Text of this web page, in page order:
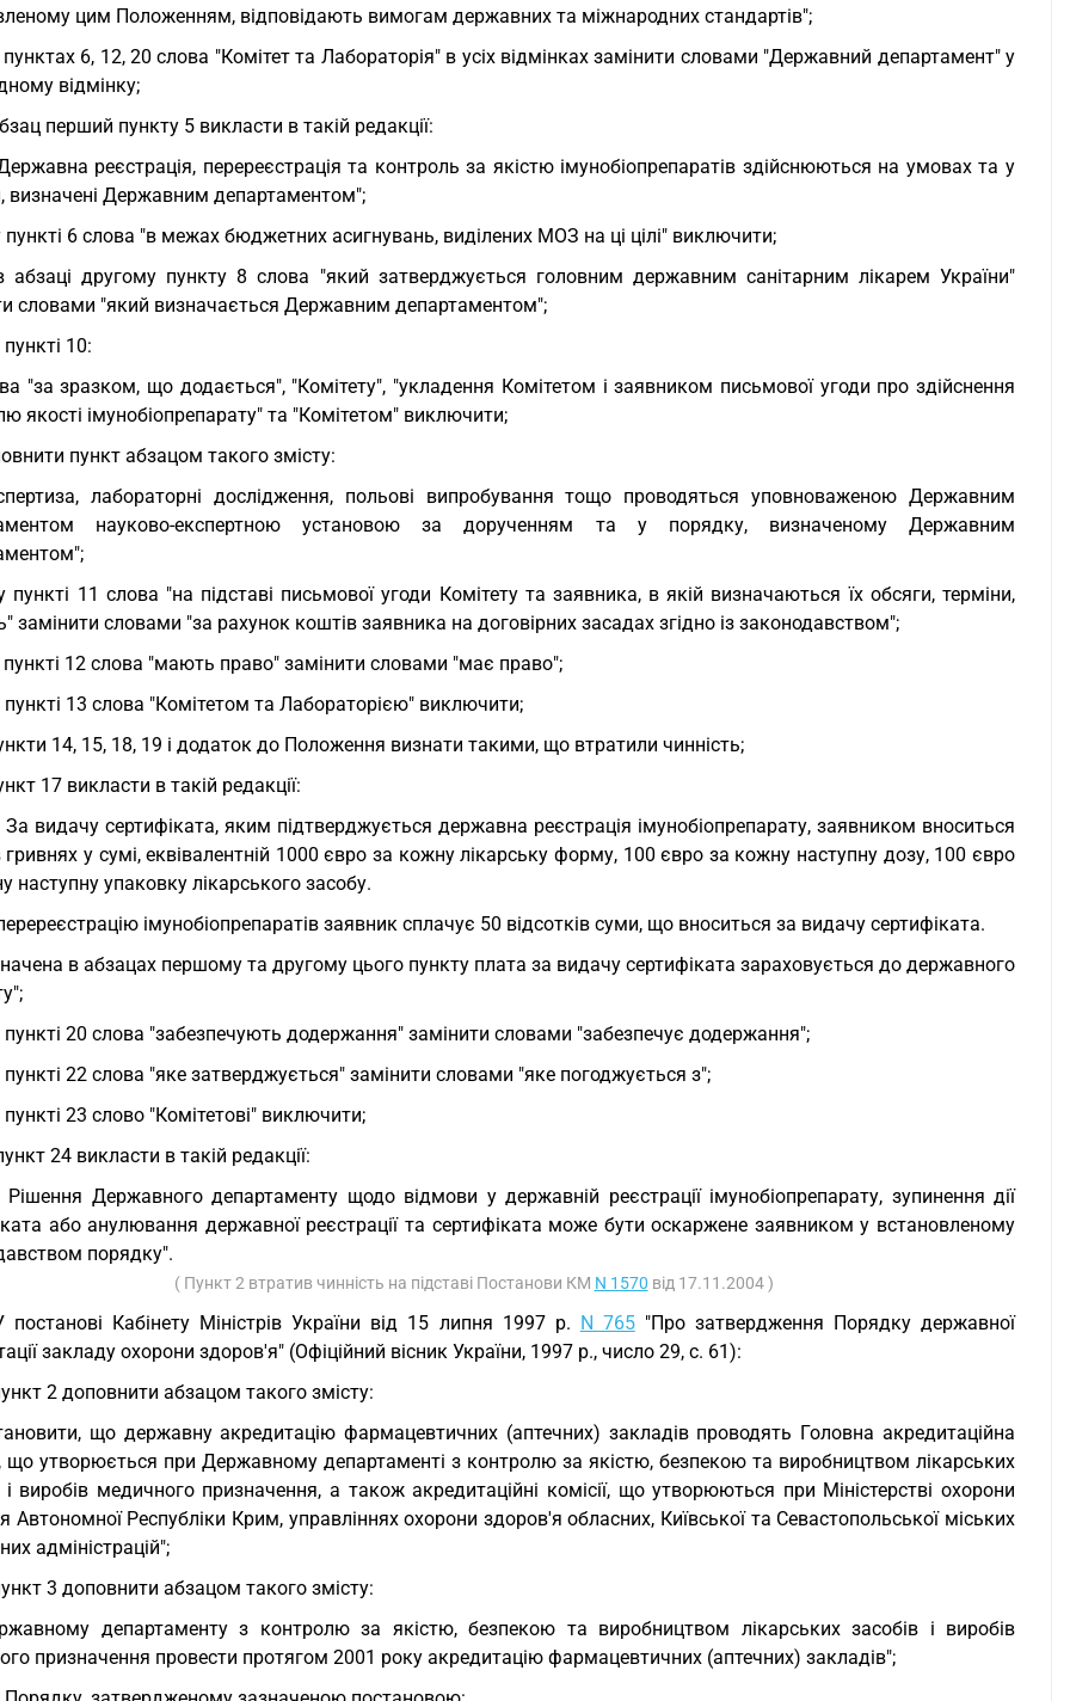
цим Положенням, відповідають вимогам державних та міжнародних стандартів";
пунктах 6, 12, 20 слова "Комітет та Лабораторія" в усіх відмінках замінити словами "Державний департамент" у
відмінку;
перший пункту 5 викласти в такій редакції:
реєстрація, перереєстрація та контроль за якістю імунобіопрепаратів здійснюються на умовах та у
визначені Державним департаментом";
пункті 6 слова "в межах бюджетних асигнувань, виділених МОЗ на ці цілі" виключити;
абзаці другому пункту 8 слова "який затверджується головним державним санітарним лікарем України"
словами "який визначається Державним департаментом";
10:
"за зразком, що додається", "Комітету", "укладення Комітетом і заявником письмової угоди про здійснення
якості імунобіопрепарату" та "Комітетом" виключити;
пункт абзацом такого змісту:
лабораторні дослідження, польові випробування тощо проводяться уповноваженою Державним
науково-експертною установою за дорученням та у порядку, визначеному Державним
пункті 11 слова "на підставі письмової угоди Комітету та заявника, в якій визначаються їх обсяги, терміни,
замінити словами "за рахунок коштів заявника на договірних засадах згідно із законодавством";
пункті 12 слова "мають право" замінити словами "має право";
пункті 13 слова "Комітетом та Лабораторією" виключити;
14, 15, 18, 19 і додаток до Положення визнати такими, що втратили чинність;
17 викласти в такій редакції:
За видачу сертифіката, яким підтверджується державна реєстрація імунобіопрепарату, заявником вноситься
гривнях у сумі, еквівалентній 1000 євро за кожну лікарську форму, 100 євро за кожну наступну дозу, 100 євро
наступну упаковку лікарського засобу.
імунобіопрепаратів заявник сплачує 50 відсотків суми, що вноситься за видачу сертифіката.
в абзацах першому та другому цього пункту плата за видачу сертифіката зараховується до державного
пункті 20 слова "забезпечують додержання" замінити словами "забезпечує додержання";
пункті 22 слова "яке затверджується" замінити словами "яке погоджується з";
23 слово "Комітетові" виключити;
24 викласти в такій редакції:
Рішення Державного департаменту щодо відмови у державній реєстрації імунобіопрепарату, зупинення дії
або анулювання державної реєстрації та сертифіката може бути оскаржене заявником у встановленому
порядку".
( Пункт 2 втратив чинність на підставі Постанови КМ N 1570 від 17.11.2004 )
постанові Кабінету Міністрів України від 15 липня 1997 р. N 765"Про затвердження Порядку державної
закладу охорони здоров'я" (Офіційний вісник України, 1997 р., число 29, с. 61):
2 доповнити абзацом такого змісту:
що державну акредитацію фармацевтичних (аптечних) закладів проводять Головна акредитаційна
що утворюється при Державному департаменті з контролю за якістю, безпекою та виробництвом лікарських
і виробів медичного призначення, а також акредитаційні комісії, що утворюються при Міністерстві охорони
Автономної Республіки Крим, управліннях охорони здоров'я обласних, Київської та Севастопольської міських
адміністрацій";
3 доповнити абзацом такого змісту:
департаменту з контролю за якістю, безпекою та виробництвом лікарських засобів і виробів
призначення провести протягом 2001 року акредитацію фармацевтичних (аптечних) закладів";